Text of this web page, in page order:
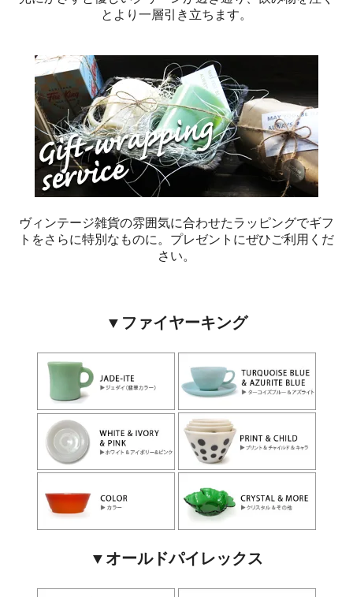
とより一層引き立ちます。
ヴィンテージ雑貨の雰囲気に合わせたラッピングでギフ
トをさらに特別なものに。プレゼントにぜひご利用くだ
さい。
▼ファイヤーキング
▼オールドパイレックス